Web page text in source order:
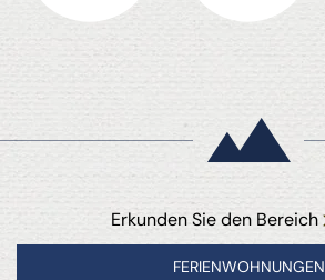
Erkunden Sie den Bereich
FERIENWOHNUNGEN